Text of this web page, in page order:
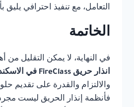
التعامل، مع تنفيذ احترافي يليق
الخاتمة
في النهاية، لا يمكن التقليل من
انذار حريق FireClass في الاسكندرية
والالتزام والقدرة على تقديم
فأنظمة إنذار الحريق ليست